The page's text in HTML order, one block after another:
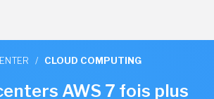
/ CLOUD COMPUTING
AWS 7 fois plus